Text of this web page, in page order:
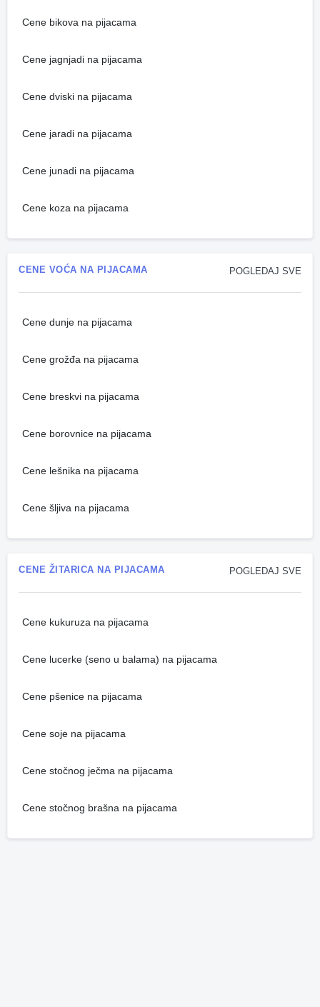
Cene bikova na pijacama
Cene jagnjadi na pijacama
Cene dviski na pijacama
Cene jaradi na pijacama
Cene junadi na pijacama
Cene koza na pijacama
POGLEDAJ SVE
CENE VOĆA NA PIJACAMA
Cene dunje na pijacama
Cene grožđa na pijacama
Cene breskvi na pijacama
Cene borovnice na pijacama
Cene lešnika na pijacama
Cene šljiva na pijacama
POGLEDAJ SVE
CENE ŽITARICA NA PIJACAMA
Cene kukuruza na pijacama
Cene lucerke (seno u balama) na pijacama
Cene pšenice na pijacama
Cene soje na pijacama
Cene stočnog ječma na pijacama
Cene stočnog brašna na pijacama